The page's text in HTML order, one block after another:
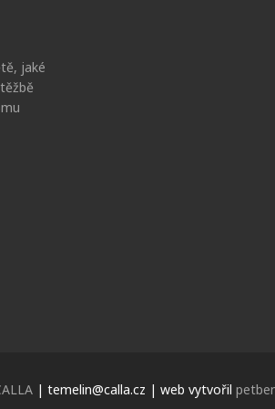
jaké
| temelin@calla.cz | web vytvořil